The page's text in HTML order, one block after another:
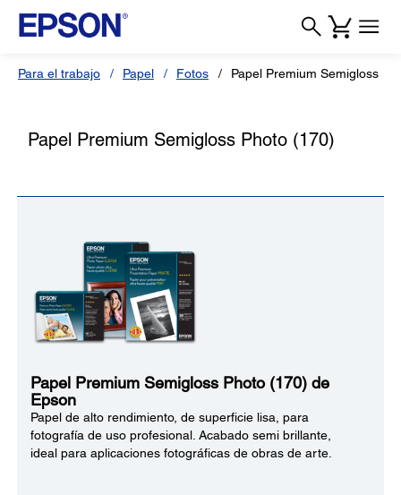
Para el trabajo Papel Fotos Papel Premium Semigloss
Papel Premium Semigloss Photo (170)
Papel Premium Semigloss Photo (170) de
Epson
Papel de alto rendimiento, de superficie lisa, para
fotografía de uso profesional. Acabado semi brillante,
ideal para aplicaciones fotográficas de obras de arte.